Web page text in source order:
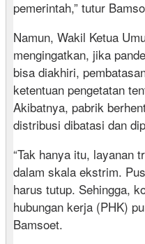
pemerintah,” tutur
Namun, Wakil Ketua
mengingatkan, jika
bisa diakhiri,
ketentuan pengetatan
Akibatnya, pabrik
distribusi dibatasi dan
“Tak hanya itu, layanan
dalam skala ekstrim.
harus tutup. Sehingga,
hubungan kerja (PHK)
Bamsoet.